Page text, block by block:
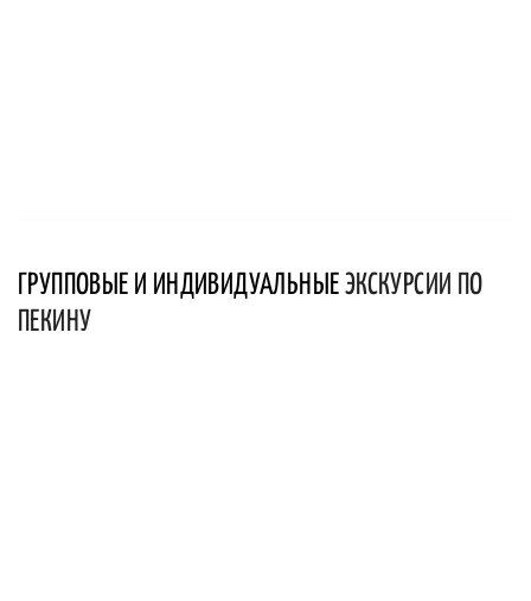
ГРУППОВЫЕ И ИНДИВИДУАЛЬНЫЕ ЭКСКУРСИИ ПО
ПЕКИНУ